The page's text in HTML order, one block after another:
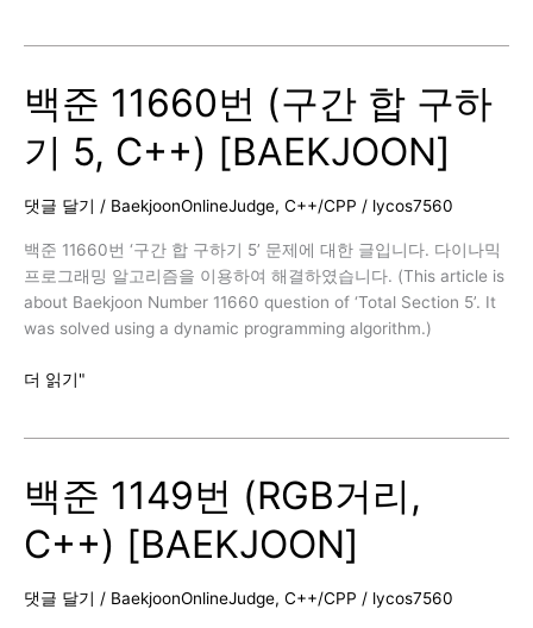
(LCS,
C++)
[BAEKJOON]
백준 11660번 (구간 합 구하
기 5, C++) [BAEKJOON]
댓글 달기 / BaekjoonOnlineJudge, C++/CPP / lycos7560
백준 11660번 ‘구간 합 구하기 5’ 문제에 대한 글입니다. 다이나믹
프로그래밍 알고리즘을 이용하여 해결하였습니다. (This article is
about Baekjoon Number 11660 question of ‘Total Section 5’. It
was solved using a dynamic programming algorithm.)
백
(구
간
합
구
하
더 읽기"
백준 1149번 (RGB거리,
C++) [BAEKJOON]
댓글 달기 / BaekjoonOnlineJudge, C++/CPP / lycos7560